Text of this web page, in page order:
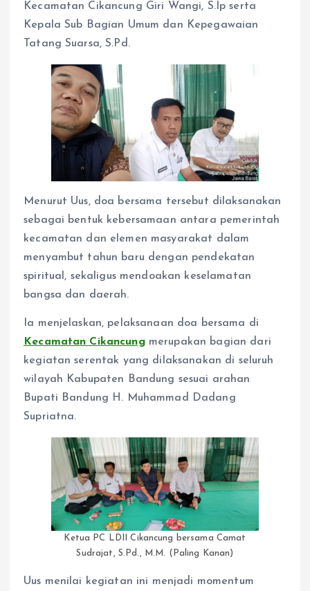
Kecamatan Cikancung Giri Wangi, S.Ip serta
Kepala Sub Bagian Umum dan Kepegawaian
Tatang Suarsa, S.Pd.
Menurut Uus, doa bersama tersebut dilaksanakan
sebagai bentuk kebersamaan antara pemerintah
kecamatan dan elemen masyarakat dalam
menyambut tahun baru dengan pendekatan
spiritual, sekaligus mendoakan keselamatan
bangsa dan daerah.
Ia menjelaskan, pelaksanaan doa bersama di
Kecamatan Cikancungmerupakan bagian dari
kegiatan serentak yang dilaksanakan di seluruh
wilayah Kabupaten Bandung sesuai arahan
Bupati Bandung H. Muhammad Dadang
Supriatna.
Ketua PC LDII Cikancung bersama Camat
Sudrajat, S.Pd., M.M. (Paling Kanan)
Uus menilai kegiatan ini menjadi momentum